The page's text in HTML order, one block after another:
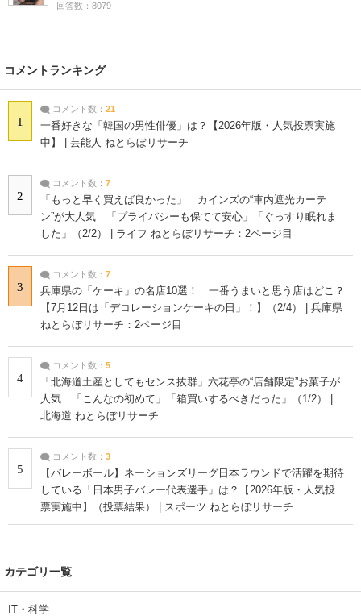
回答数：8079
コメントランキング
1
コメント数： 21
一番好きな「韓国の男性俳優」は？【2026年版・人気投票実施
中】 | 芸能人 ねとらぼリサーチ
2
コメント数： 7
「もっと早く買えば良かった」 カインズの“車内遮光カーテ
ン”が大人気 「プライバシーも保てて安心」「ぐっすり眠れま
した」（2/2） | ライフ ねとらぼリサーチ：2ページ目
3
コメント数： 7
兵庫県の「ケーキ」の名店10選！ 一番うまいと思う店はどこ？
【7月12日は「デコレーションケーキの日」！】（2/4） | 兵庫県
ねとらぼリサーチ：2ページ目
4
コメント数： 5
「北海道土産としてもセンス抜群」六花亭の“店舗限定”お菓子が
人気 「こんなの初めて」「箱買いするべきだった」（1/2） |
北海道 ねとらぼリサーチ
5
コメント数： 3
【バレーボール】ネーションズリーグ日本ラウンドで活躍を期待
している「日本男子バレー代表選手」は？【2026年版・人気投
票実施中】（投票結果） | スポーツ ねとらぼリサーチ
カテゴリ一覧
IT・科学